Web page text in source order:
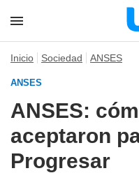
Inicio Sociedad ANSES
ANSES
ANSES:
aceptaron
Progresar